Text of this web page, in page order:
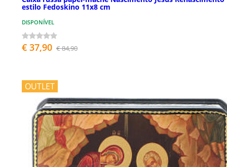
estilo Fedoskino 11x8 cm
DISPONÍVEL
€ 37,90 € 84,90
OUTLET